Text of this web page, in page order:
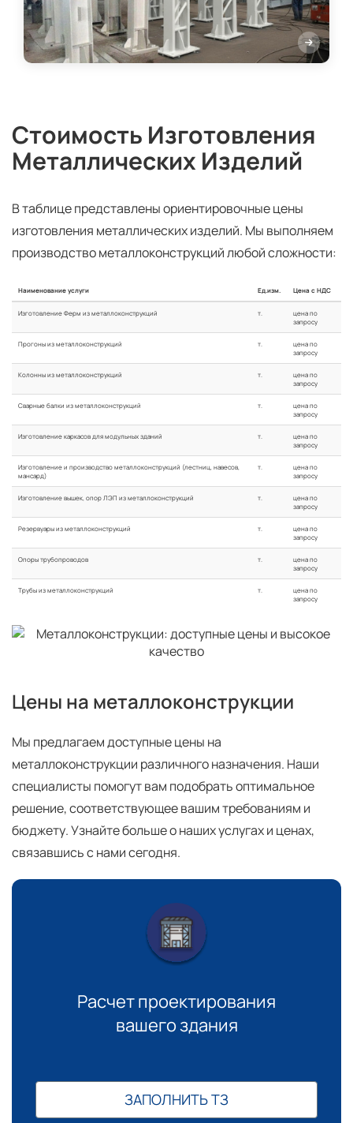
Стоимость Изготовления
Металлических Изделий
В таблице представлены ориентировочные цены
изготовления металлических изделий. Мы выполняем
производство металлоконструкций любой сложности:
Наименование услуги Ед.изм. Цена с НДС
Изготовление Ферм из металлоконструкций т.
цена по
запросу
Прогоны из металлоконструкций т.
цена по
запросу
Колонны из металлоконструкций т.
цена по
запросу
Сварные балки из металлоконструкций т.
цена по
запросу
Изготовление каркасов для модульных зданий т.
цена по
запросу
Изготовление и производство металлоконструкций (лестниц, навесов,
мансард)
т.
цена по
запросу
Изготовление вышек, опор ЛЭП из металлоконструкций т.
цена по
запросу
Резервуары из металлоконструкций т.
цена по
запросу
Опоры трубопроводов т.
цена по
запросу
Трубы из металлоконструкций т.
цена по
запросу
Цены на металлоконструкции
Мы предлагаем доступные цены на
металлоконструкции различного назначения. Наши
специалисты помогут вам подобрать оптимальное
решение, соответствующее вашим требованиям и
бюджету. Узнайте больше о наших услугах и ценах,
связавшись с нами сегодня.
Расчет проектирования
вашего здания
ЗАПОЛНИТЬ ТЗ